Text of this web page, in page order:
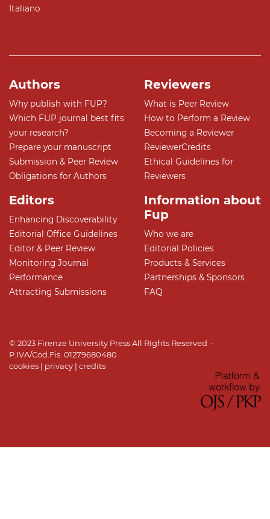
Italiano
Authors
Why publish with FUP?
Which FUP journal best fits
your research?
Prepare your manuscript
Submission & Peer Review
Obligations for Authors
Reviewers
What is Peer Review
How to Perform a Review
Becoming a Reviewer
ReviewerCredits
Ethical Guidelines for
Reviewers
Editors
Enhancing Discoverability
Editorial Office Guidelines
Editor & Peer Review
Monitoring Journal
Performance
Attracting Submissions
Information about
Fup
Who we are
Editorial Policies
Products & Services
Partnerships & Sponsors
FAQ
© 2023 Firenze University Press All Rights Reserved -
P.IVA/Cod.Fis. 01279680480
cookies | privacy | credits